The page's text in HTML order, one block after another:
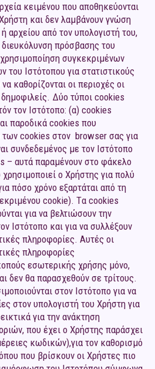
κειμένου που αποθηκεύονται
και δεν λαμβάνουν γνώση
αρχείου από τον υπολογιστή του,
διευκόλυνση πρόσβασης του
συγκεκριμένων
Ιστότοπου για στατιστικούς
καθορίζονται οι περιοχές οι
δημοφιλείς. Δύο τύποι cookies
τον Ιστότοπο: (α) cookies
παροδικά cookies που
cookies στον browser σας για
συνδεδεμένος με τον Ιστότοπο
– αυτά παραμένουν στο φάκελο
ο Χρήστης για πολύ
πόσο χρόνο εξαρτάται από τη
cookie). Tα cookies
για να βελτιώσουν την
Ιστότοπο και για να συλλέξουν
πληροφορίες. Αυτές οι
πληροφορίες
εσωτερικής χρήσης μόνο,
δεν θα παρασχεθούν σε τρίτους.
στον Ιστότοπο για να
στον υπολογιστή του Χρήστη για
για την ανάκτηση
που έχει ο Χρήστης παράσχει
κωδικών),για τον καθορισμό
που βρίσκουν οι Χρήστες πιο